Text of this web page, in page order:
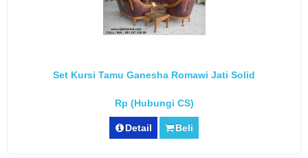
Set Kursi Tamu Ganesha Romawi Jati Solid
Rp (Hubungi CS)
Detail Beli